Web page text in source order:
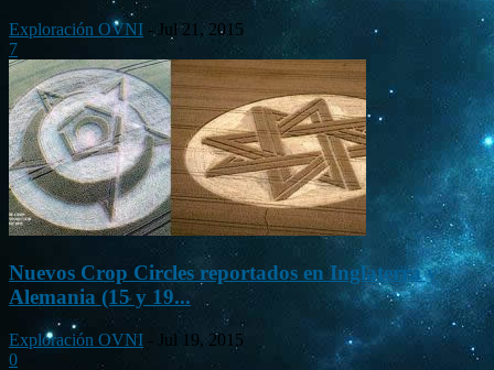
Exploración OVNI - Jul 21, 2015
7
Nuevos Crop Circles reportados en Inglaterra y
Alemania (15 y 19...
Exploración OVNI
Jul 19, 2015
0